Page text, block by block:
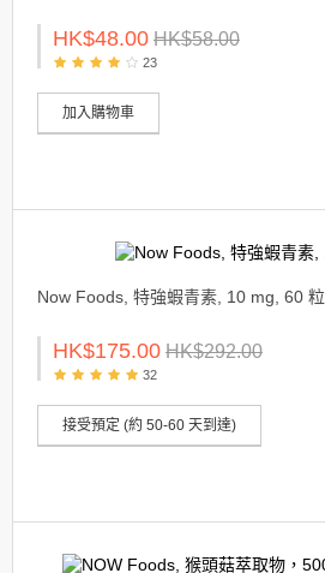
HK$48.00 HK$58.00
23
加入購物車
Now Foods, 特強蝦青素, 10 mg, 60 粒
HK$175.00 HK$292.00
32
接受預定 (約 50-60 天到達)